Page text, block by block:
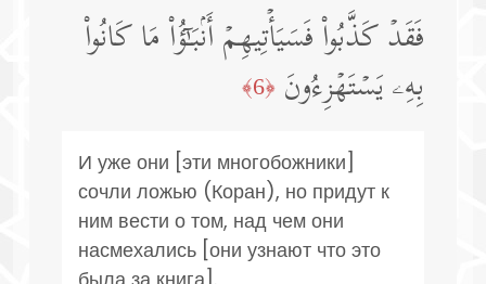
فَقَدۡ كَذَّبُوا۟ فَسَیَأۡتِیهِمۡ أَنۢبَـٰۤؤُا۟ مَا كَانُوا۟
بِهِۦ یَسۡتَهۡزِءُونَ ﴿6﴾
И уже они [эти многобожники]
сочли ложью (Коран), но придут к
ним вести о том, над чем они
насмехались [они узнают что это